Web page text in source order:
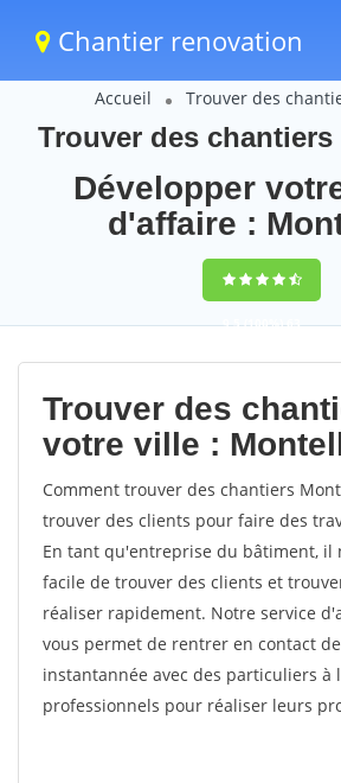
Chantier renovation
Accueil Trouver des
Trouver des
Développer
d'affaire :
9,5(100%)63
votes
Trouver des
votre ville :
Comment trouver des chantiers
trouver des clients pour faire des
En tant qu'entreprise du bâtiment, il
facile de trouver des clients et
réaliser rapidement. Notre service
vous permet de rentrer en contact
instantannée avec des particuliers à
professionnels pour réaliser leurs